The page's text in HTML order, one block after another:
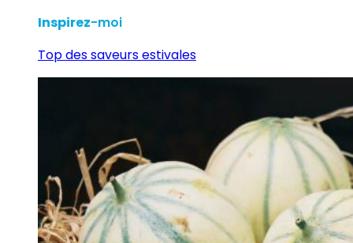
Inspirez-moi
Top des saveurs estivales